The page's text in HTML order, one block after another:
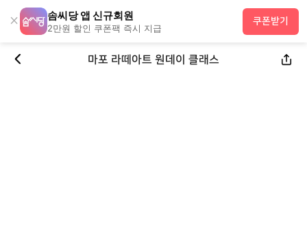
× 솜씨당 앱 신규회원
2만원 할인 쿠폰팩 즉시 지급
쿠폰받기
마포 라떼아트 원데이 클래스